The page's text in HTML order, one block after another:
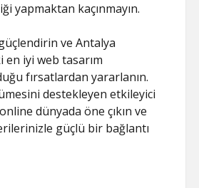
yapmaktan kaçınmayın.
güçlendirin ve Antalya
en iyi web tasarım
fırsatlardan yararlanın.
destekleyen etkileyici
dünyada öne çıkın ve
güçlü bir bağlantı